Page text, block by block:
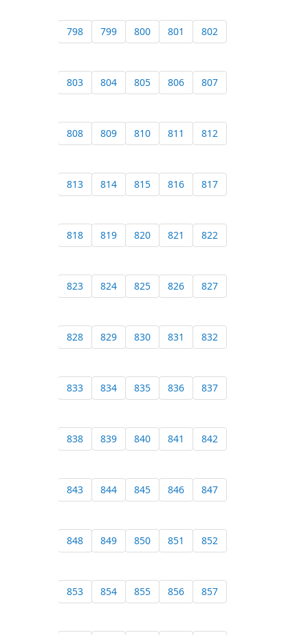
798 799 800 801 802
803 804 805 806 807
808 809 810 811 812
813 814 815 816 817
818 819 820 821 822
823 824 825 826 827
828 829 830 831 832
833 834 835 836 837
838 839 840 841 842
843 844 845 846 847
848 849 850 851 852
853 854 855 856 857